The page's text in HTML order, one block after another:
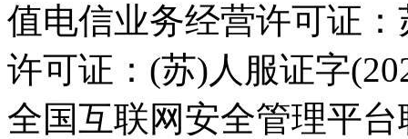
值电信业务经营许可证
许可证：(苏)人服证字
全国互联网安全管理平